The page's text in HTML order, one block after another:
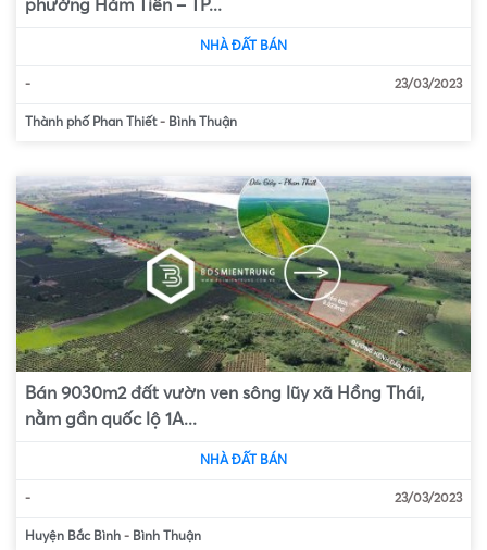
phường Hàm Tiến – TP...
NHÀ ĐẤT BÁN
- 23/03/2023
Thành phố Phan Thiết - Bình Thuận
Bán 9030m2 đất vườn ven sông lũy xã Hồng Thái,
nằm gần quốc lộ 1A...
NHÀ ĐẤT BÁN
- 23/03/2023
Huyện Bắc Bình - Bình Thuận